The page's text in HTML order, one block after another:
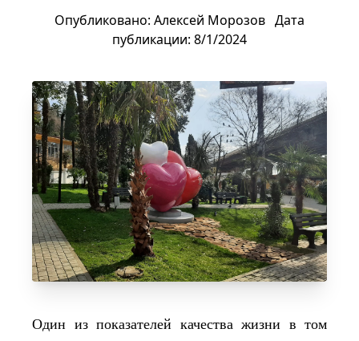
Опубликовано: Алексей Морозов Дата
публикации: 8/1/2024
Один из показателей качества жизни в том